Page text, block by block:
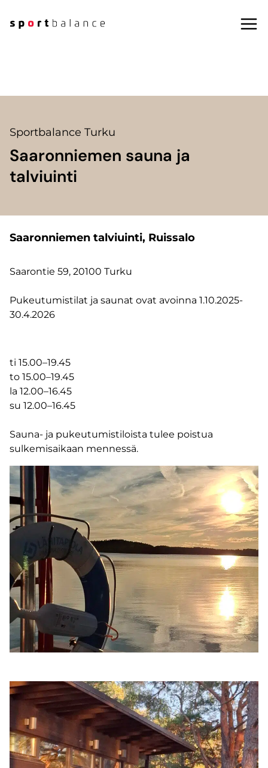
sisältöön
Sportbalance Turku
Saaronniemen sauna ja
talviuinti
Saaronniemen talviuinti, Ruissalo
Saarontie 59, 20100 Turku
Pukeutumistilat ja saunat ovat avoinna 1.10.2025-
30.4.2026
ti 15.00–19.45
to 15.00–19.45
la 12.00–16.45
su 12.00–16.45
Sauna- ja pukeutumistiloista tulee poistua
sulkemisaikaan mennessä.